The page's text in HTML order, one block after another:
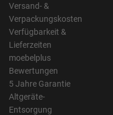
Versand- &
Verpackungskosten
Verfügbarkeit &
Lieferzeiten
moebelplus
Bewertungen
5 Jahre Garantie
Altgeräte-
Entsorgung